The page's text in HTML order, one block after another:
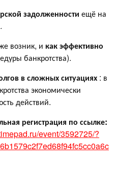
задолженности ещё на
возник, и как эффективно
банкротства).
в сложных ситуациях : в
экономически
действий.
регистрация по ссылке:
event/3592725/?